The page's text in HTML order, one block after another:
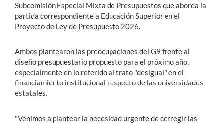
Subcomisión Especial Mixta de Presupuestos que aborda la
partida correspondiente a Educación Superior en el
Proyecto de Ley de Presupuesto 2026.
Ambos plantearon las preocupaciones del G9 frente al
diseño presupuestario propuesto para el próximo año,
especialmente en lo referido al trato "desigual" en el
financiamiento institucional respecto de las universidades
estatales.
"Venimos a plantear la necesidad urgente de corregir las